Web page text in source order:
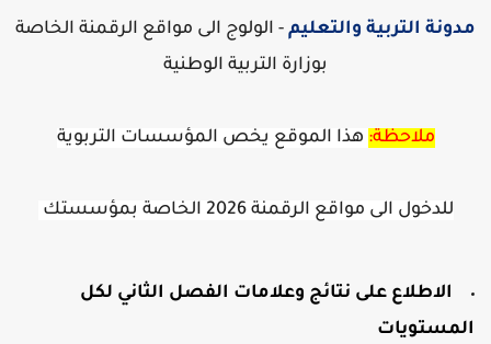
التربية والتعليم- الولوج الىمواقع الرقمنة الخاصة
بوزارة التربية الوطنية
ملاحظة:هذا الموقع يخص المؤسسات التربوية
للدخول الى مواقع الرقمنة 2026 الخاصة بمؤسستك
الاطلاع على نتائج وعلامات الفصل الثاني لكل